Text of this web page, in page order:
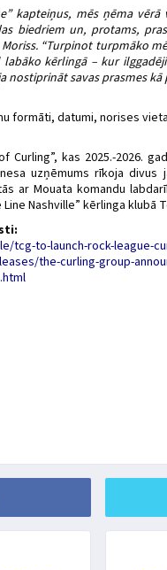
kapteiņus, mēs ņēma
biedriem un, protams,
“Turpinot turpmāko
labāko kērlingā – kur
nostiprināt savas prasmes
formāti, datumi, norises
Curling”, kas 2025.-2026.
uzņēmums rīkoja divus
ar Mouata komandu
Nashville” kērlinga klubā
to-launch-rock-league-
the-curling-group-